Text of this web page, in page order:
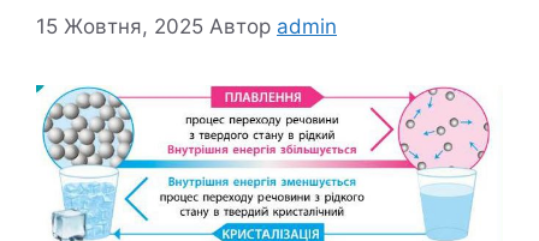
15 Жовтня, 2025 Автор admin